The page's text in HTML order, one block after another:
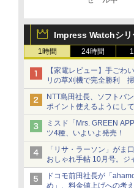
Impress Watchシリ
1時間 24時間
【家電レビュー】手ごわ
リの草刈機で完全勝利
NTT島田社長、ソフトバ
ポイント使えるようにして
ミスド「Mrs. GREEN
ツ4種、いよいよ発売！
「リサ・ラーソン」がま
おしゃれ手帖 10月号。ジ
ザイン
ドコモ前田社長が「
め」、料金値上げへの考